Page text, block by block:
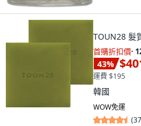
TOUN28 髮
首購折扣價·
43%
運費 $195
韓國
WOW免運
(